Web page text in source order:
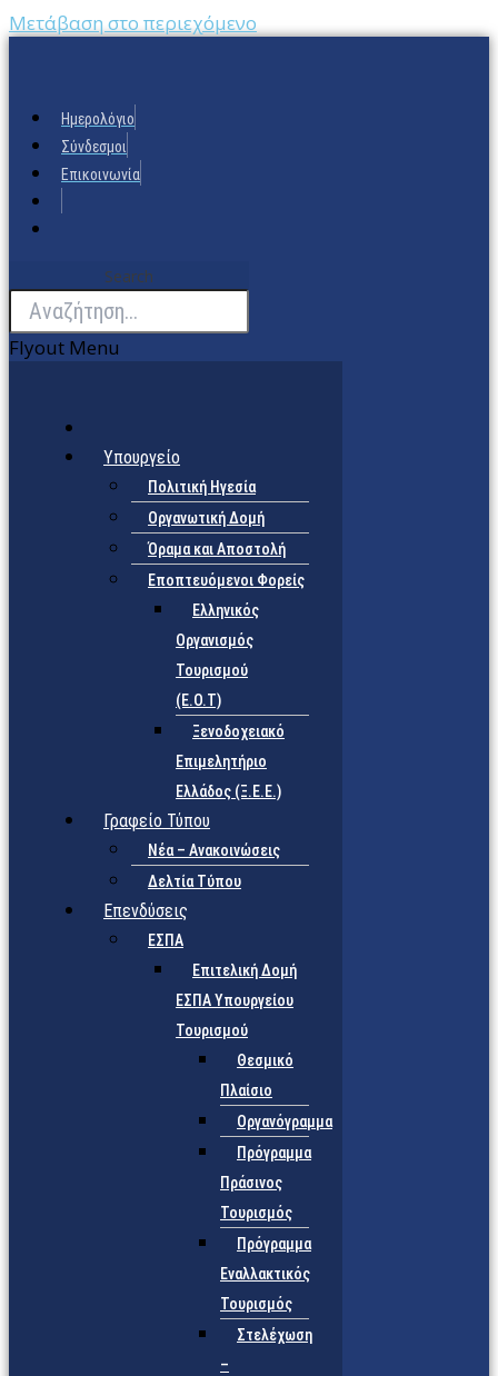
Μετάβαση στο περιεχόμενο
Ημερολόγιο
Σύνδεσμοι
Επικοινωνία
Search
Flyout Menu
Υπουργείο
Πολιτική Ηγεσία
Οργανωτική Δομή
Όραμα και Αποστολή
Εποπτευόμενοι Φορείς
Eλληνικός
Οργανισμός
Τουρισμού
(Ε.Ο.Τ)
Ξενοδοχειακό
Επιμελητήριο
Ελλάδος (Ξ.Ε.Ε.)
Γραφείο Τύπου
Νέα – Ανακοινώσεις
Δελτία Τύπου
Επενδύσεις
ΕΣΠΑ
Επιτελική Δομή
ΕΣΠΑ Υπουργείου
Τουρισμού
Θεσμικό
Πλαίσιο
Οργανόγραμμα
Πρόγραμμα
Πράσινος
Τουρισμός
Πρόγραμμα
Εναλλακτικός
Τουρισμός
Στελέχωση
–